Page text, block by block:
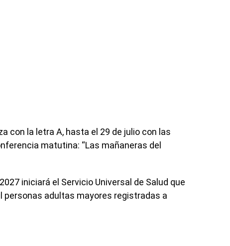
con la letra A, hasta el 29 de julio con las
matutina: “Las mañaneras del
iniciará el Servicio Universal de Salud que
personas adultas mayores registradas a